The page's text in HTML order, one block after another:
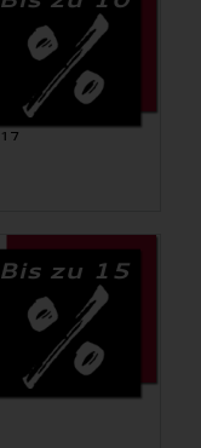
5-
Bis zu 15
Zoll
5-
99H